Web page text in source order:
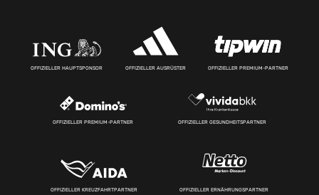
OFFIZIELLER HAUPTSPONSOR OFFIZIELLER AUSRÜSTER OFFIZIELLER PREMIUM-PARTNER
OFFIZIELLER PREMIUM-PARTNER OFFIZIELLER GESUNDHEITSPARTNER
OFFIZIELLER KREUZFAHRTPARTNER OFFIZIELLER ERNÄHRUNGSPARTNER